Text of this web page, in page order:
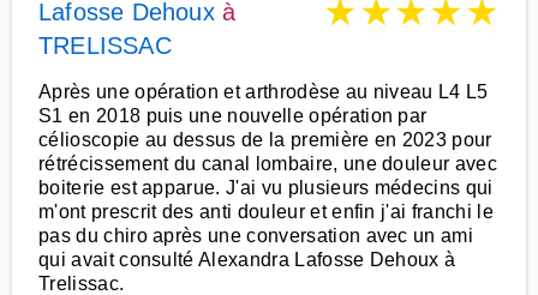
Lafosse Dehouxà
TRELISSAC
★★★★★
Après une opération et arthrodèse au niveau L4 L5
S1 en 2018 puis une nouvelle opération par
célioscopie au dessus de la première en 2023 pour
rétrécissement du canal lombaire, une douleur avec
boiterie est apparue. J'ai vu plusieurs médecins qui
m'ont prescrit des anti douleur et enfin j'ai franchi le
pas du chiro après une conversation avec un ami
qui avait consulté Alexandra Lafosse Dehoux à
Trelissac.